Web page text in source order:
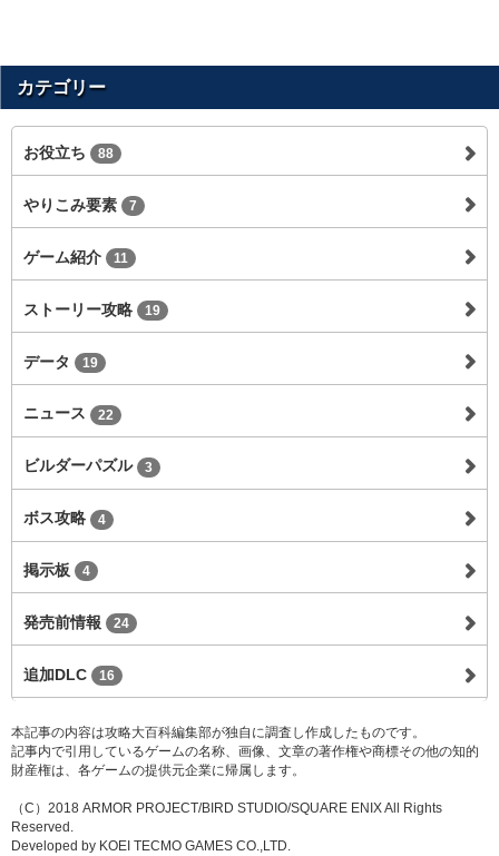
カテゴリー
お役立ち 88
やりこみ要素 7
ゲーム紹介 11
ストーリー攻略 19
データ 19
ニュース 22
ビルダーパズル 3
ボス攻略 4
掲示板 4
発売前情報 24
追加DLC 16
本記事の内容は攻略大百科編集部が独自に調査し作成したものです。
記事内で引用しているゲームの名称、画像、文章の著作権や商標その他の知的
財産権は、各ゲームの提供元企業に帰属します。
（C）2018 ARMOR PROJECT/BIRD STUDIO/SQUARE ENIX All Rights
Reserved.
Developed by KOEI TECMO GAMES CO.,LTD.